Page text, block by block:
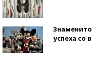
успеха со